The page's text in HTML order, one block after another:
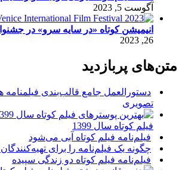
آگوست 5, 2023
انیمیشن کوتاه «در سایه سرو» در جشنواره
26, 2023
متن‌های پربازدید
دستورالعمل جامع قالب‌بندی فیلمنامه
تصویری
فیلم کوتاه سال 1399
فیلم‌نامه فیلم کوتاه آبی می‌شود
چگونه یک فیلم‌نامه را برای تهیه‌کنندگان
فیلم‌نامه فیلم کوتاه دو زندگی سپیده